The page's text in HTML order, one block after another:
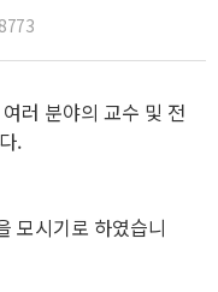
러 분야의 교수 및 전
.
모시기로 하였습니